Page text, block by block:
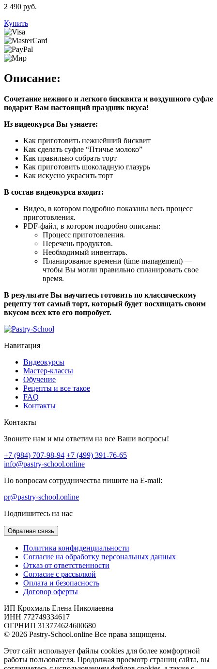
2 490 руб.
Купить
Описание:
Сочетание нежного и легкого бисквита и воздушного суфле
подарит Вам настоящий праздник вкуса!
Из видеокурса Вы узнаете:
Как приготовить нежнейший бисквит
Как сделать суфле “Птичье молоко”
Как правильно собрать торт
Как приготовить шоколадную глазурь
Как искусно украсить торт
В состав видеокурса входит:
Видео, в котором подробно показаны весь процесс
приготовления.
PDF-файл, в котором подробно описаны:
Процесс приготовления.
Перечень продуктов.
Необходимый инвентарь.
Планирование времени (time-management) —
чтобы Вы могли правильно спланировать свое
время.
В результате Вы научитесь готовить по классическому
рецепту тот самый торт, который будет восхищать своим
вкусом всех кто его попробует.
Навигация
Видеокурсы
Мастер-классы
Обучение
Рецепты и все такое
FAQ
Контакты
Контакты
Звоните нам и мы ответим на все Ваши вопросы!
+7 (984) 707-98-94 +7 (499) 391-76-65
info@pastry-school.online
По вопросам сотрудничества пишите на E-mail:
pr@pastry-school.online
Подпишитесь на нас
Обратная связь
Политика конфиденциальности
Согласие на обработку персональных данных
Отказ от ответственности
Согласие с рассылкой
Оплата и безопасность
Договор оферты
ИП Крохмаль Елена Николаевна
ИНН 772749334617
ОГРНИП 313774624600680
© 2026 Pastry-School.online Все права защищены.
Этот сайт использует файлы cookies для более комфортной
работы пользователя. Продолжая просмотр страниц сайта, вы